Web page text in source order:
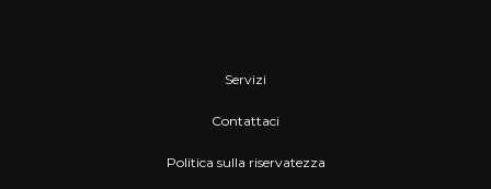
Servizi
Contattaci
Politica sulla riservatezza